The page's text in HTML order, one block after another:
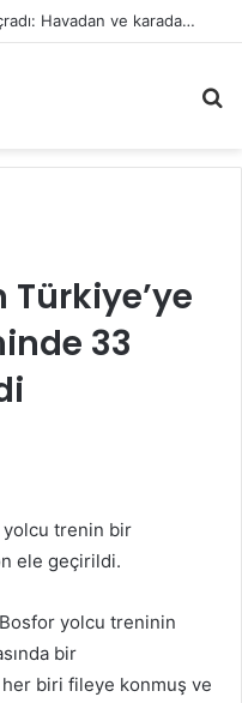
Meriç’te anız yangını ormana sıçradı: Havadan ve karadan müdahale sürüyor
...
33
yolcu trenin bir
ele geçirildi.
yolcu treninin
bir
her biri fileye konmuş ve